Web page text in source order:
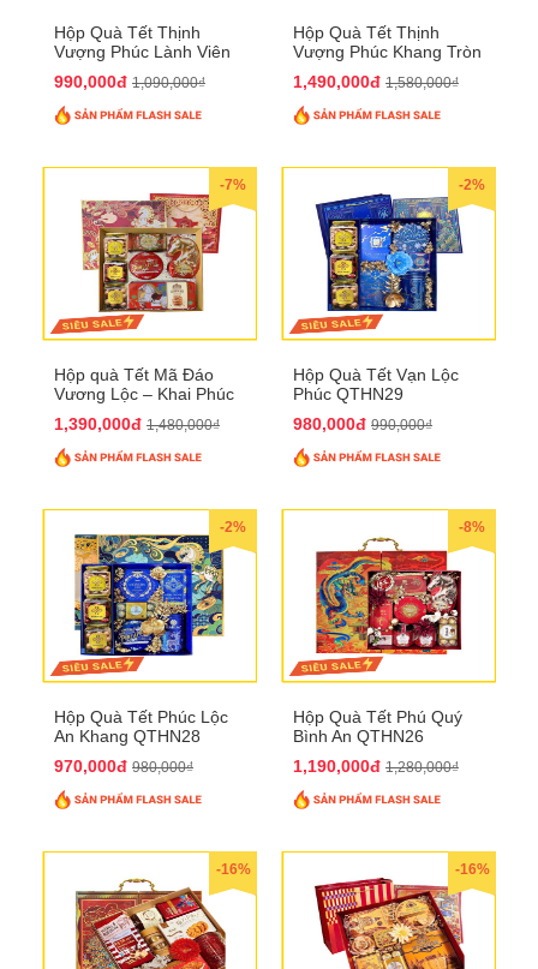
Hộp Quà Tết Thịnh
Vượng Phúc Lành Viên
990,000đ 1,090,000₫
Hộp Quà Tết Thịnh
Vượng Phúc Khang Tròn
1,490,000đ 1,580,000₫
-7%
Hộp quà Tết Mã Đáo
Vương Lộc – Khai Phúc
1,390,000đ 1,480,000₫
-2%
Hộp Quà Tết Vạn Lộc
Phúc QTHN29
980,000đ 990,000₫
-2%
Hộp Quà Tết Phúc Lộc
An Khang QTHN28
970,000đ 980,000₫
-8%
Hộp Quà Tết Phú Quý
Bình An QTHN26
1,190,000đ 1,280,000₫
-16% -16%